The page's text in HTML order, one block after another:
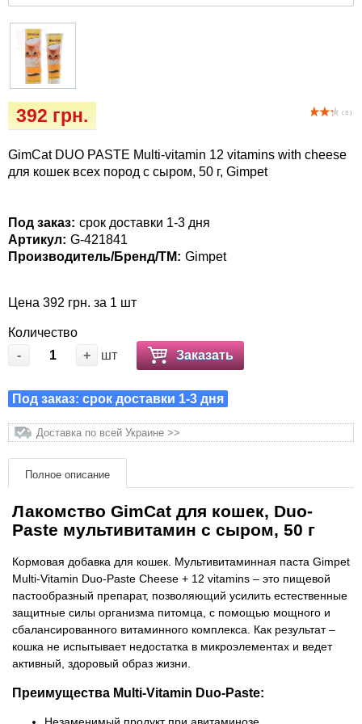
( 3 )
392 грн.
GimCat DUO PASTE Multi-vitamin 12 vitamins with cheese
для кошек всех пород с сыром, 50 г, Gimpet
Под заказ: срок доставки 1-3 дня
Артикул: G-421841
Производитель/Бренд/ТМ: Gimpet
Цена 392 грн. за 1 шт
Количество
-
+ шт Заказать
Под заказ: срок доставки 1-3 дня
Доставка по всей Украине >>
Полное описание
Лакомство GimCat для кошек, Duo-
Paste мультивитамин с сыром, 50 г
Кормовая добавка для кошек. Мультивитаминная паста Gimpet
Multi-Vitamin Duo-Paste Cheese + 12 vitamins – это пищевой
пастообразный препарат, позволяющий усилить естественные
защитные силы организма питомца, с помощью мощного и
сбалансированного витаминного комплекса. Как результат –
кошка не испытывает недостатка в микроэлементах и ​​ведет
активный, здоровый образ жизни.
Преимущества Multi-Vitamin Duo-Paste:
Незаменимый продукт при авитаминозе.
Ласощі та корма
для собак
Лежаки, домики, охлаждая коврики
Миски, автокормушки, поилки
Послеоперационные средства и
расходные материалы
Подарочные сертификаты
Товары для голубей
Товары для грызунов
Товары для лошадей
Товары для людей
Хозряд - хозтовары оптом
Популярные зоотовары
Архив / Снято с производства